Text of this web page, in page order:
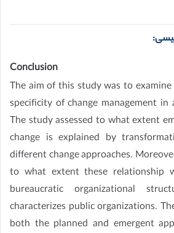
Conclusion
The aim of this study was to
specificity of change management
The study assessed to what extent
change is explained by
different change approaches.
to what extent these relationship
bureaucratic organizational
characterizes public organizations.
both the planned and emergent